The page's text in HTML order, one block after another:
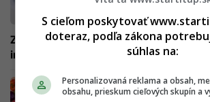
Zázračná superpotravina zníži
imunitu. V chladničke ju majú azda všetci
Histamínová intolerancia
Slovákov. Najviac si
S cieľom poskytovať
doteraz, podľa zákona
súhlas na:
Personalizovaná reklama a obsah,
obsahu, prieskum cieľových skupín a